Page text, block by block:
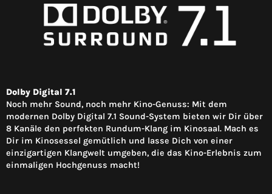
Dolby Digital 7.1
Noch mehr Sound, noch mehr Kino-Genuss: Mit dem
modernen Dolby Digital 7.1 Sound-System bieten wir Dir über
8 Kanäle den perfekten Rundum-Klang im Kinosaal. Mach es
Dir im Kinosessel gemütlich und lasse Dich von einer
einzigartigen Klangwelt umgeben, die das Kino-Erlebnis zum
einmaligen Hochgenuss macht!